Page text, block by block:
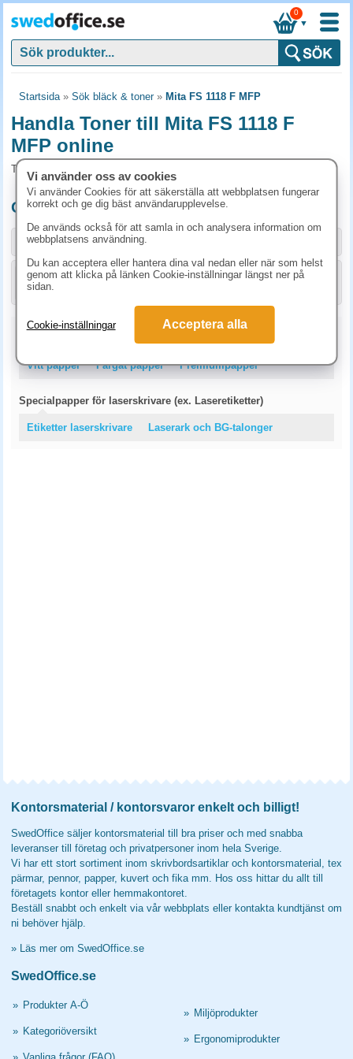
▼
0
Startsida» Sök bläck & toner» Mita FS 1118 F MFP
Handla Toner till Mita FS 1118 F
MFP online
Toner och tillbehör som passar till Mita FS 1118 F MFP
Originalprodukter till Mita FS 1118 F MFP
Storlek / info Art.nr
1T02FM0EU0 KÖP
Vitt papper Färgat papper Premiumpapper
Specialpapper för laserskrivare (ex. Laseretiketter)
Etiketter laserskrivare Laserark och BG-talonger
Kontorsmaterial / kontorsvaror enkelt och billigt!
SwedOffice säljer kontorsmaterial till bra priser och med snabba
leveranser till företag och privatpersoner inom hela Sverige.
Vi har ett stort sortiment inom skrivbordsartiklar och kontorsmaterial, tex
pärmar, pennor, papper, kuvert och fika mm. Hos oss hittar du allt till
företagets kontor eller hemmakontoret.
Beställ snabbt och enkelt via vår webbplats eller kontakta kundtjänst om
ni behöver hjälp.
» Läs mer om SwedOffice.se
SwedOffice.se
» Produkter A-Ö
» Kategoriöversikt
» Miljöprodukter
» Ergonomiprodukter
Vi använder oss av cookies
Vi använder Cookies för att säkerställa att webbplatsen fungerar
korrekt och ge dig bäst användarupplevelse.
De används också för att samla in och analysera information om
webbplatsens användning.
Du kan acceptera eller hantera dina val nedan eller när som helst
genom att klicka på länken Cookie-inställningar längst ner på
sidan.
Cookie-inställningar Acceptera alla